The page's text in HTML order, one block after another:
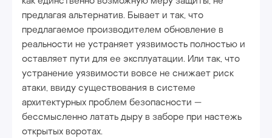
предлагая альтернатив. Бывает и так, что
предлагаемое производителем обновление в
реальности не устраняет уязвимость полностью и
оставляет пути для ее эксплуатации. Или так, что
устранение уязвимости вовсе не снижает риск
атаки, ввиду существования в системе
архитектурных проблем безопасности —
бессмысленно латать дыру в заборе при настежь
открытых воротах.